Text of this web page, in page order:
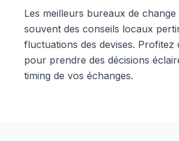
Les meilleurs bureaux de
souvent des conseils locaux
fluctuations des devises. Profitez
pour prendre des décisions
timing de vos échanges.